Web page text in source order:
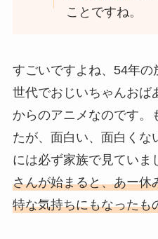
ことですね。
すごいですよね、54年
世代でおじいちゃんおば
からのアニメなのです。
たが、面白い、面白くな
には必ず家族で見ていま
さんが始まると、あー休
特な気持ちにもなったも